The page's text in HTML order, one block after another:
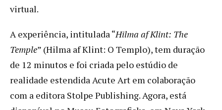
virtual.
A experiência, intitulada “Hilma af Klint: The
Temple” (Hilma af Klint: O Templo), tem duração
de 12 minutos e foi criada pelo estúdio de
realidade estendida Acute Art em colaboração
com a editora Stolpe Publishing. Agora, está